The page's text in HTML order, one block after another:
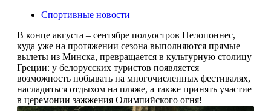
Спортивные новости
В конце августа – сентябре полуостров Пелопоннес,
куда уже на протяжении сезона выполняются прямые
вылеты из Минска, превращается в культурную столицу
Греции: у белорусских туристов появляется
возможность побывать на многочисленных фестивалях,
насладиться отдыхом на пляже, а также принять участие
в церемонии зажжения Олимпийского огня!